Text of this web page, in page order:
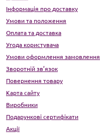
Інформація про доставку
Умови та положення
Оплата та доставка
Угода користувача
Умови оформлення замовлення
Зворотній зв’язок
Повернення товару
Карта сайту
Виробники
Подарункові сертифікати
Акції